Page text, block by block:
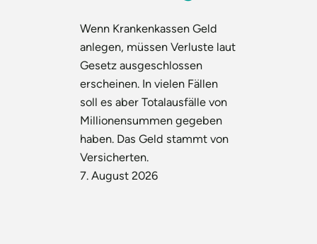
Wenn Krankenkassen Geld
anlegen, müssen Verluste laut
Gesetz ausgeschlossen
erscheinen. In vielen Fällen
soll es aber Totalausfälle von
Millionensummen gegeben
haben. Das Geld stammt von
Versicherten.
7. August 2026